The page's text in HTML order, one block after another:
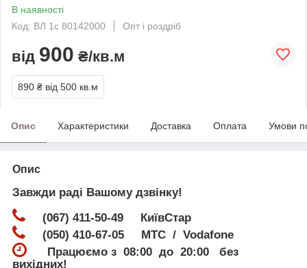
В наявності
Код: ВЛ 1с 80142000
Опт і роздріб
від 900 ₴/кв.м
890 ₴ від 500 кв.м
Опис Характеристики Доставка Оплата Умови
Опис
Завжди раді Вашому дзвінку!
(067) 411-50-49 КиївСтар
(050) 410-67-05 МТС / Vodafone
Працюємо з 08:00 до 20:00 без
вихідних!